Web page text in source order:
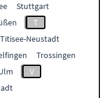
Stuttgart
T
Titisee-Neustadt
Trossingen
V